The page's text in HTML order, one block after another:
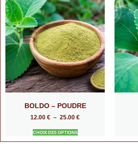
BOLDO – POUDRE
12.00 € – 25.00 €
CHOIX DES OPTIONS